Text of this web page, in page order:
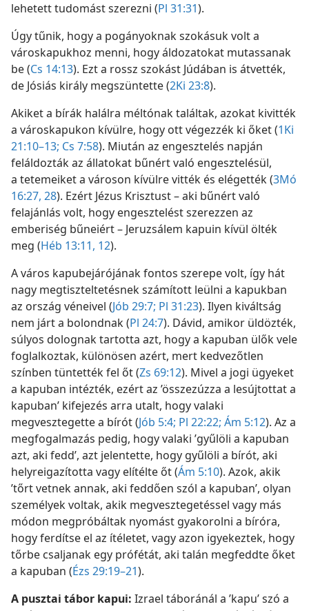
lehetett tudomást szerezni (Pl 31:31).
Úgy tűnik, hogy a pogányoknak szokásuk volt a
városkapukhoz menni, hogy áldozatokat mutassanak
be (Cs 14:13). Ezt a rossz szokást Júdában is átvették,
de Jósiás király megszüntette (2Ki 23:8).
Akiket a bírák halálra méltónak találtak, azokat kivitték
a városkapukon kívülre, hogy ott végezzék ki őket (1Ki
21:10–13; Cs 7:58). Miután az engesztelés napján
feláldozták az állatokat bűnért való engesztelésül,
a tetemeiket a városon kívülre vitték és elégették (3Mó
16:27, 28). Ezért Jézus Krisztust – aki bűnért való
felajánlás volt, hogy engesztelést szerezzen az
emberiség bűneiért – Jeruzsálem kapuin kívül ölték
meg (Héb 13:11, 12).
A város kapubejárójának fontos szerepe volt, így hát
nagy megtiszteltetésnek számított leülni a kapukban
az ország véneivel (Jób 29:7; Pl 31:23). Ilyen kiváltság
nem járt a bolondnak (Pl 24:7). Dávid, amikor üldözték,
súlyos dolognak tartotta azt, hogy a kapuban ülők vele
foglalkoztak, különösen azért, mert kedvezőtlen
színben tüntették fel őt (Zs 69:12). Mivel a jogi ügyeket
a kapuban intézték, ezért az ’összezúzza a lesújtottat a
kapuban’ kifejezés arra utalt, hogy valaki
megvesztegette a bírót (Jób 5:4; Pl 22:22; Ám 5:12). Az a
megfogalmazás pedig, hogy valaki ’gyűlöli a kapuban
azt, aki fedd’, azt jelentette, hogy gyűlöli a bírót, aki
helyreigazította vagy elítélte őt (Ám 5:10). Azok, akik
’tőrt vetnek annak, aki feddően szól a kapuban’, olyan
személyek voltak, akik megvesztegetéssel vagy más
módon megpróbáltak nyomást gyakorolni a bíróra,
hogy ferdítse el az ítéletet, vagy azon igyekeztek, hogy
tőrbe csaljanak egy prófétát, aki talán megfeddte őket
a kapuban (Ézs 29:19–21).
A pusztai tábor kapui: Izrael táboránál a ’kapu’ szó a